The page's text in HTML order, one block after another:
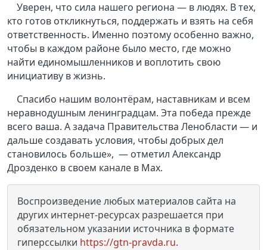
Уверен, что сила нашего региона — в людях. В тех,
кто готов откликнуться, поддержать и взять на себя
ответственность. Именно поэтому особенно важно,
чтобы в каждом районе было место, где можно
найти единомышленников и воплотить свою
инициативу в жизнь.
Спасибо нашим волонтёрам, наставникам и всем
неравнодушным ленинградцам. Эта победа прежде
всего ваша. А задача Правительства Ленобласти — и
дальше создавать условия, чтобы добрых дел
становилось больше», — отметил Александр
Дрозденко в своем канале в Max.
Воспроизведение любых материалов сайта на
других интернет-ресурсах разрешается при
обязательном указании источника в формате
гиперссылки https://gtn-pravda.ru.